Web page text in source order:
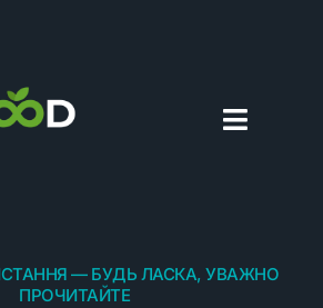
— БУДЬ ЛАСКА, УВАЖНО
ПРОЧИТАЙТЕ